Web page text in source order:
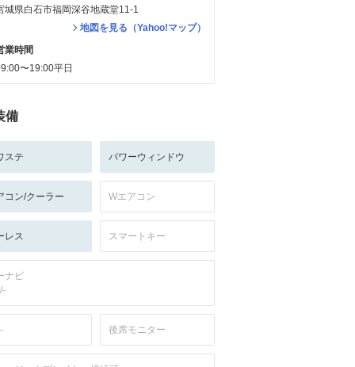
城県白石市福岡深谷地蔵堂11-1
地図を見る（Yahoo!マップ）
業時間
〜19:00平日
備
ステ パワーウィンドウ
コン/クーラー Wエアコン
レス スマートキー
ナビ
後席モニター